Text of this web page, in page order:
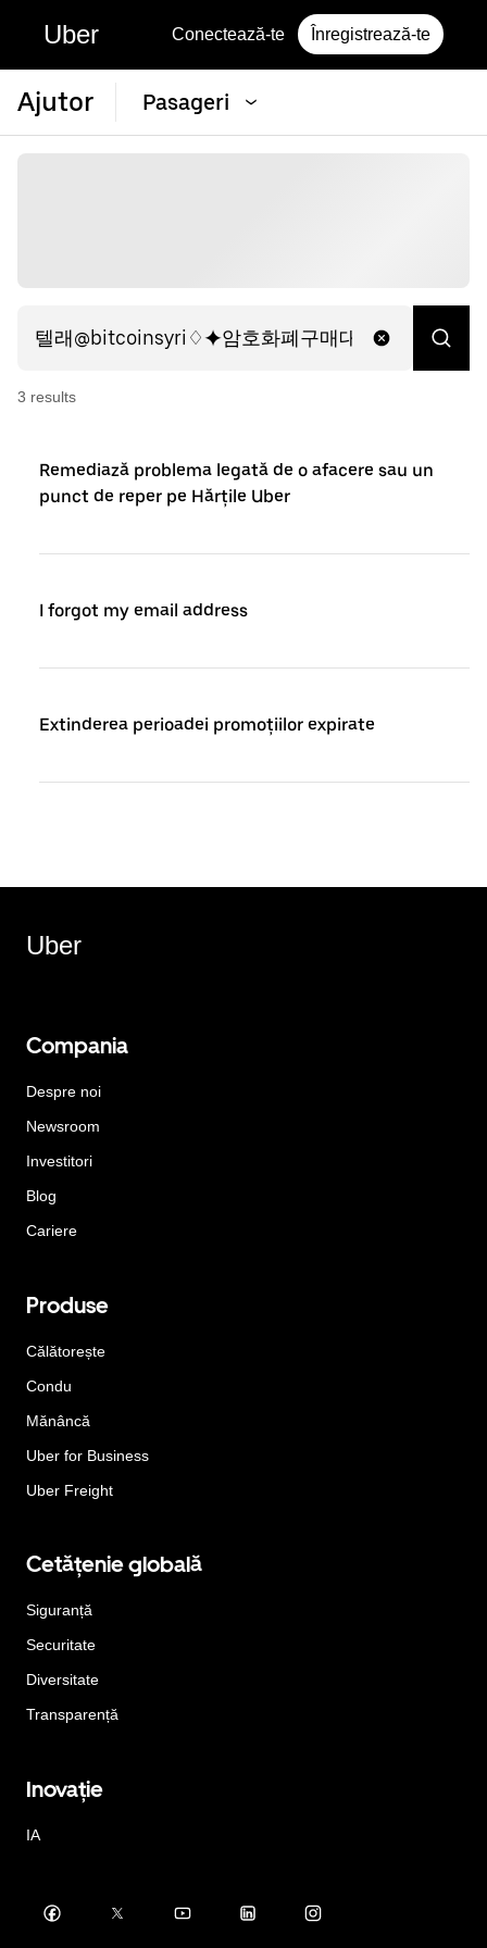
Uber Conectează-te Înregistrează-te
Ajutor Pasageri
3 results
Remediază problema legată de o afacere sau un
punct de reper pe Hărțile Uber
I forgot my email address
Extinderea perioadei promoțiilor expirate
Uber
Compania
Despre noi
Newsroom
Investitori
Blog
Cariere
Produse
Călătorește
Condu
Mănâncă
Uber for Business
Uber Freight
Cetățenie globală
Siguranță
Securitate
Diversitate
Transparență
Inovație
IA